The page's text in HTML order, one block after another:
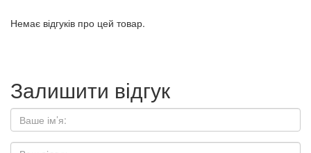
Немає відгуків про цей товар.
Залишити відгук